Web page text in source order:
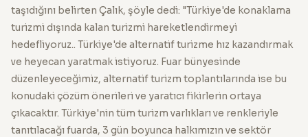
taşıdığını belirten Çalık, şöyle dedi: "Türkiye'de konaklama
turizmi dışında kalan turizmi hareketlendirmeyi
hedefliyoruz.. Türkiye'de alternatif turizme hız kazandırmak
ve heyecan yaratmak istiyoruz. Fuar bünyesinde
düzenleyeceğimiz, alternatif turizm toplantılarında ise bu
konudaki çözüm önerileri ve yaratıcı fikirlerin ortaya
çıkacaktır. Türkiye'nin tüm turizm varlıkları ve renkleriyle
tanıtılacağı fuarda, 3 gün boyunca halkımızın ve sektör